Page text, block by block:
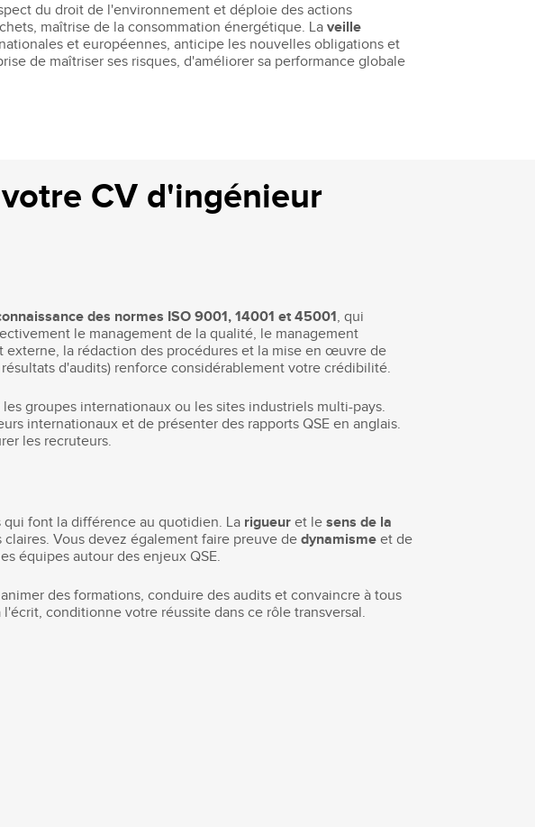
du droit de l'environnement et déploie des actions
maîtrise de la consommation énergétique. Laveille
et européennes, anticipe les nouvelles obligations et
de maîtriser ses risques, d'améliorer sa performance globale
CV d'ingénieur
des normes ISO 9001, 14001 et 45001, qui
le management de la qualité, le management
la rédaction des procédures et la mise en œuvre de
d'audits) renforce considérablement votre crédibilité.
groupes internationaux ou les sites industriels multi-pays.
internationaux et de présenter des rapports QSE en anglais.
les recruteurs.
font la différence au quotidien. La rigueur et lesens de la
Vous devez également faire preuve dedynamisme et de
équipes autour des enjeux QSE.
des formations, conduire des audits et convaincre à tous
conditionne votre réussite dans ce rôle transversal.